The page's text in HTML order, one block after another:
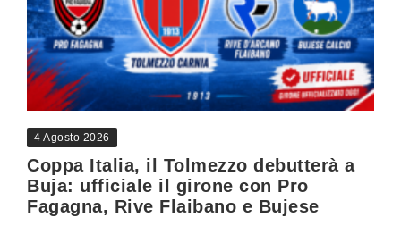
4 Agosto 2026
Coppa Italia, il Tolmezzo debutterà a
Buja: ufficiale il girone con Pro
Fagagna, Rive Flaibano e Bujese